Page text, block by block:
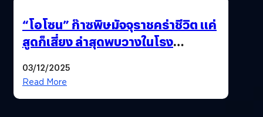
“โอโซน” ก๊าซพิษมัจจุราชคร่าชีวิต แค่
สูดก็เสี่ยง ล่าสุดพบวางในโรง
03/12/2025
Read More